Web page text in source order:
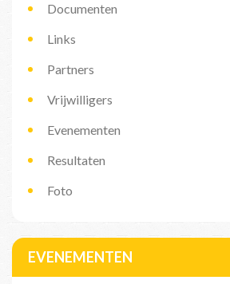
Documenten
Links
Partners
Vrijwilligers
Evenementen
Resultaten
Foto
EVENEMENTEN